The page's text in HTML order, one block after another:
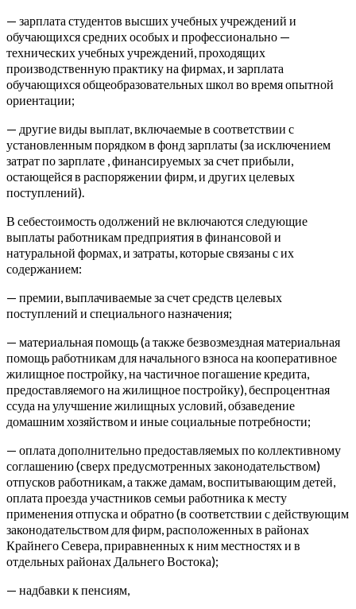
— зарплата студентов высших учебных учреждений и
обучающихся средних особых и профессионально —
технических учебных учреждений, проходящих
производственную практику на фирмах, и зарплата
обучающихся общеобразовательных школ во время опытной
ориентации;
— другие виды выплат, включаемые в соответствии с
установленным порядком в фонд зарплаты (за исключением
затрат по зарплате , финансируемых за счет прибыли,
остающейся в распоряжении фирм, и других целевых
поступлений).
В себестоимость одолжений не включаются следующие
выплаты работникам предприятия в финансовой и
натуральной формах, и затраты, которые связаны с их
содержанием:
— премии, выплачиваемые за счет средств целевых
поступлений и специального назначения;
— материальная помощь (а также безвозмездная материальная
помощь работникам для начального взноса на кооперативное
жилищное постройку, на частичное погашение кредита,
предоставляемого на жилищное постройку), беспроцентная
ссуда на улучшение жилищных условий, обзаведение
домашним хозяйством и иные социальные потребности;
— оплата дополнительно предоставляемых по коллективному
соглашению (сверх предусмотренных законодательством)
отпусков работникам, а также дамам, воспитывающим детей,
оплата проезда участников семьи работника к месту
применения отпуска и обратно (в соответствии с действующим
законодательством для фирм, расположенных в районах
Крайнего Севера, приравненных к ним местностях и в
отдельных районах Дальнего Востока);
— надбавки к пенсиям,